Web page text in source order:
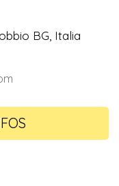
BG, Italia